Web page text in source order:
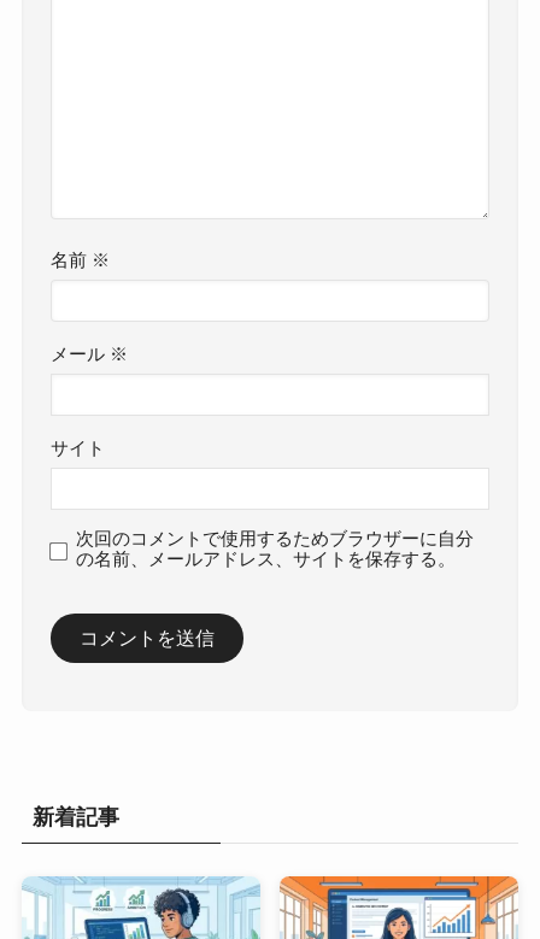
名前 ※
メール ※
サイト
次回のコメントで使用するためブラウザーに自分
の名前、メールアドレス、サイトを保存する。
新着記事